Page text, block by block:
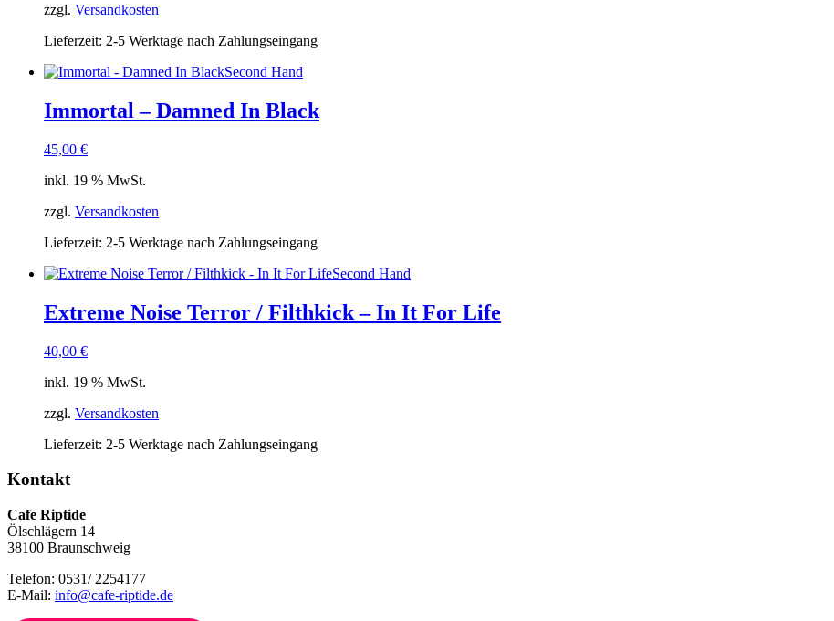
zzgl. Versandkosten
Lieferzeit: 2-5 Werktage nach Zahlungseingang
Second Hand
Immortal – Damned In Black
45,00 €
inkl. 19 % MwSt.
zzgl. Versandkosten
Lieferzeit: 2-5 Werktage nach Zahlungseingang
Second Hand
Extreme Noise Terror / Filthkick – In It For Life
40,00 €
inkl. 19 % MwSt.
zzgl. Versandkosten
Lieferzeit: 2-5 Werktage nach Zahlungseingang
Kontakt
Cafe Riptide
Ölschlägern 14
38100 Braunschweig
Telefon: 0531/ 2254177
E-Mail: info@cafe-riptide.de